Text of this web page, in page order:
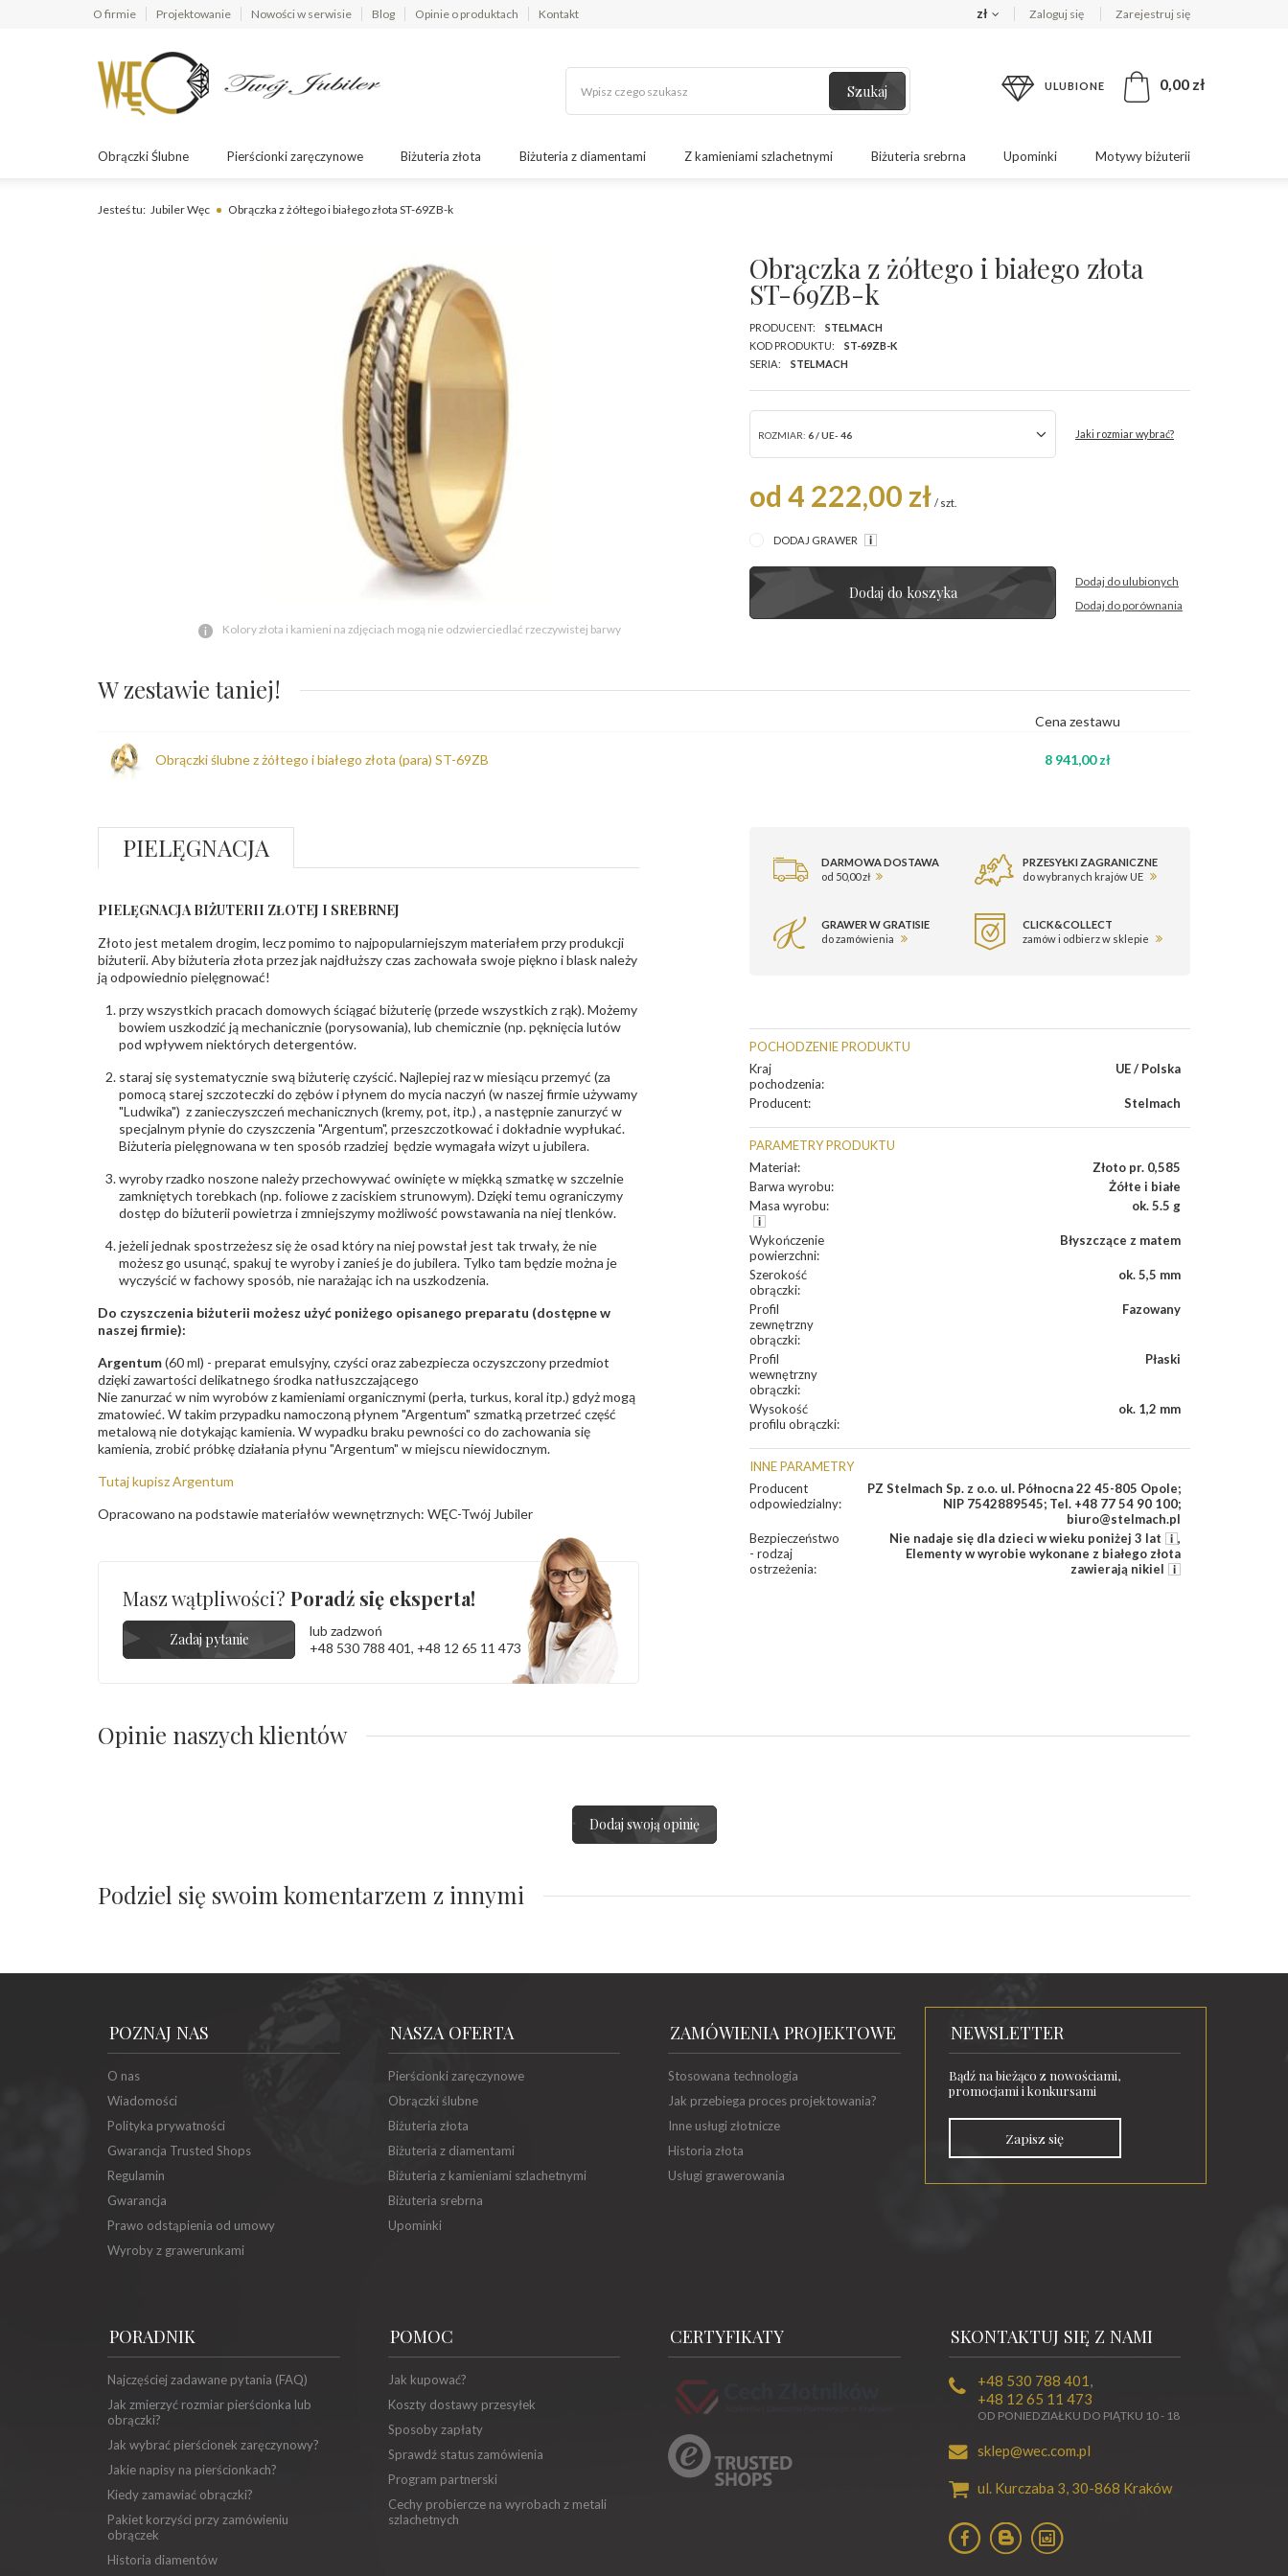
O firmie Projektowanie Nowości w serwisie Blog Opinie o produktach Kontakt zł Zaloguj się Zarejestruj się
Szukaj ULUBIONE 0,00 zł
Obrączki Ślubne Pierścionki zaręczynowe Biżuteria złota Biżuteria z diamentami Z kamieniami szlachetnymi Biżuteria srebrna Upominki Motywy biżuterii
Jesteś tu: Jubiler Węc Obrączka z żółtego i białego złota ST-69ZB-k
Kolory złota i kamieni na zdjęciach mogą nie odzwierciedlać rzeczywistej barwy
Obrączka z żółtego i białego złota
ST-69ZB-k
PRODUCENT:
STELMACH
KOD PRODUKTU:
ST-69ZB-K
SERIA:
STELMACH
ROZMIAR: 6 / UE- 46 Jaki rozmiar wybrać?
od 4 222,00 zł / szt.
DODAJ GRAWER
Dodaj do koszyka
Dodaj do ulubionych
Dodaj do porównania
W zestawie taniej!
Cena zestawu
Obrączki ślubne z żółtego i białego złota (para) ST-69ZB 8 941,00 zł
DARMOWA DOSTAWA
od 50,00 zł
PRZESYŁKI ZAGRANICZNE
do wybranych krajów UE
GRAWER W GRATISIE
do zamówienia
CLICK&COLLECT
zamów i odbierz w sklepie
POCHODZENIE PRODUKTU
Kraj
pochodzenia:
UE / Polska
Producent: Stelmach
PARAMETRY PRODUKTU
Materiał:
Złoto pr. 0,585
Barwa wyrobu:
Żółte i białe
Masa wyrobu: ok. 5.5 g
Wykończenie
powierzchni:
Błyszczące z matem
Szerokość
obrączki:
ok. 5,5 mm
Profil
zewnętrzny
obrączki:
Fazowany
Profil
wewnętrzny
obrączki:
Płaski
Wysokość
profilu obrączki:
ok. 1,2 mm
INNE PARAMETRY
Producent
odpowiedzialny:
PZ Stelmach Sp. z o.o. ul. Północna 22 45-805 Opole;
NIP 7542889545; Tel. +48 77 54 90 100;
biuro@stelmach.pl
Bezpieczeństwo
- rodzaj
ostrzeżenia:
Nie nadaje się dla dzieci w wieku poniżej 3 lat
,
Elementy w wyrobie wykonane z białego złota
zawierają nikiel
PIELĘGNACJA
PIELĘGNACJA BIŻUTERII ZŁOTEJ I SREBRNEJ
Złoto jest metalem drogim, lecz pomimo to najpopularniejszym materiałem przy produkcji
biżuterii. Aby biżuteria złota przez jak najdłuższy czas zachowała swoje piękno i blask należy
ją odpowiednio pielęgnować!
przy wszystkich pracach domowych ściągać biżuterię (przede wszystkich z rąk). Możemy
bowiem uszkodzić ją mechanicznie (porysowania), lub chemicznie (np. pęknięcia lutów
pod wpływem niektórych detergentów.
staraj się systematycznie swą biżuterię czyścić. Najlepiej raz w miesiącu przemyć (za
pomocą starej szczoteczki do zębów i płynem do mycia naczyń (w naszej firmie używamy
"Ludwika") z zanieczyszczeń mechanicznych (kremy, pot, itp.) , a następnie zanurzyć w
specjalnym płynie do czyszczenia "Argentum", przeszczotkować i dokładnie wypłukać.
Biżuteria pielęgnowana w ten sposób rzadziej będzie wymagała wizyt u jubilera.
wyroby rzadko noszone należy przechowywać owinięte w miękką szmatkę w szczelnie
zamkniętych torebkach (np. foliowe z zaciskiem strunowym). Dzięki temu ograniczymy
dostęp do biżuterii powietrza i zmniejszymy możliwość powstawania na niej tlenków.
jeżeli jednak spostrzeżesz się że osad który na niej powstał jest tak trwały, że nie
możesz go usunąć, spakuj te wyroby i zanieś je do jubilera. Tylko tam będzie można je
wyczyścić w fachowy sposób, nie narażając ich na uszkodzenia.
Do czyszczenia biżuterii możesz użyć poniżego opisanego preparatu (dostępne w
naszej firmie):
Argentum(60 ml) - preparat emulsyjny, czyści oraz zabezpiecza oczyszczony przedmiot
dzięki zawartości delikatnego środka natłuszczającego
Nie zanurzać w nim wyrobów z kamieniami organicznymi (perła, turkus, koral itp.) gdyż mogą
zmatowieć. W takim przypadku namoczoną płynem "Argentum" szmatką przetrzeć część
metalową nie dotykając kamienia. W wypadku braku pewności co do zachowania się
kamienia, zrobić próbkę działania płynu "Argentum" w miejscu niewidocznym.
Tutaj kupisz Argentum
Opracowano na podstawie materiałów wewnętrznych: WĘC-Twój Jubiler
Masz wątpliwości? Poradź się eksperta!
Zadaj pytanie
lub zadzwoń
+48 530 788 401, +48 12 65 11 473
Opinie naszych klientów
Dodaj swoją opinię
Podziel się swoim komentarzem z innymi
POZNAJ NAS
O nas
Wiadomości
Polityka prywatności
Gwarancja Trusted Shops
Regulamin
Gwarancja
Prawo odstąpienia od umowy
Wyroby z grawerunkami
NASZA OFERTA
Pierścionki zaręczynowe
Obrączki ślubne
Biżuteria złota
Biżuteria z diamentami
Biżuteria z kamieniami szlachetnymi
Biżuteria srebrna
Upominki
ZAMÓWIENIA PROJEKTOWE
Stosowana technologia
Jak przebiega proces projektowania?
Inne usługi złotnicze
Historia złota
Usługi grawerowania
NEWSLETTER
Bądź na bieżąco z nowościami,
promocjami i konkursami
Zapisz się
PORADNIK
Najczęściej zadawane pytania (FAQ)
Jak zmierzyć rozmiar pierścionka lub
obrączki?
Jak wybrać pierścionek zaręczynowy?
Jakie napisy na pierścionkach?
Kiedy zamawiać obrączki?
Pakiet korzyści przy zamówieniu
obrączek
Historia diamentów
POMOC
Jak kupować?
Koszty dostawy przesyłek
Sposoby zapłaty
Sprawdź status zamówienia
Program partnerski
Cechy probiercze na wyrobach z metali
szlachetnych
CERTYFIKATY SKONTAKTUJ SIĘ Z NAMI
+48 530 788 401 ,
+48 12 65 11 473
OD PONIEDZIAŁKU DO PIĄTKU 10 - 18
sklep@wec.com.pl
ul. Kurczaba 3, 30-868 Kraków